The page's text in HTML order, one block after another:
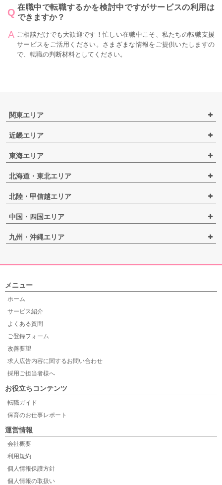
在職中で転職するかを検討中ですがサービスの利用は
できますか？
ご相談だけでも大歓迎です！忙しい在職中こそ、私たちの転職支援
サービスをご活用ください。さまざまな情報をご提供いたしますの
で、転職の判断材料としてください。
関東エリア
近畿エリア
東海エリア
北海道・東北エリア
北陸・甲信越エリア
中国・四国エリア
九州・沖縄エリア
メニュー
ホーム
サービス紹介
よくある質問
ご登録フォーム
改善要望
求人広告内容に関するお問い合わせ
採用ご担当者様へ
お役立ちコンテンツ
転職ガイド
保育のお仕事レポート
運営情報
会社概要
利用規約
個人情報保護方針
個人情報の取扱い